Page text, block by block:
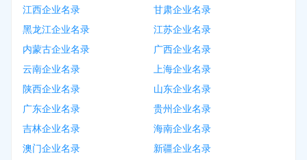
江西企业名录
甘肃企业名录
黑龙江企业名录
江苏企业名录
内蒙古企业名录
广西企业名录
云南企业名录
上海企业名录
陕西企业名录
山东企业名录
广东企业名录
贵州企业名录
吉林企业名录
海南企业名录
澳门企业名录
新疆企业名录